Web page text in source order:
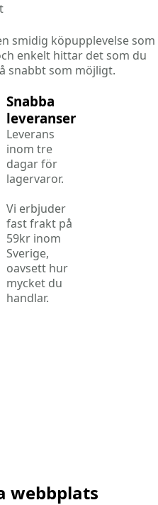
smidig köpupplevelse som
enkelt hittar det som du
snabbt som möjligt.
Snabba
leveranser
Leverans
inom tre
dagar för
lagervaror.
Vi erbjuder
fast frakt på
59kr inom
Sverige,
oavsett hur
mycket du
handlar.
webbplats